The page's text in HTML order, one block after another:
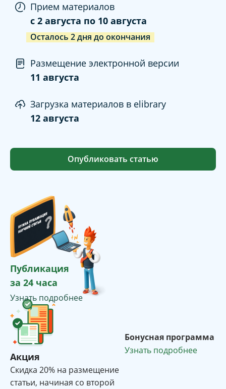
Прием материалов
c 2 августа по 10 августа
Осталось 2дня до окончания
Размещение электронной версии
11 августа
Загрузка материалов в elibrary
12 августа
Опубликовать статью
Публикация
за 24 часа
Узнать подробнее
Акция
Cкидка 20% на размещение
статьи, начиная со второй
Бонусная программа
Узнать подробнее